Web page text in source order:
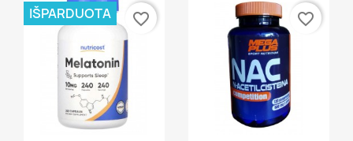
IŠPARDUOTA favorite_border favorite_border